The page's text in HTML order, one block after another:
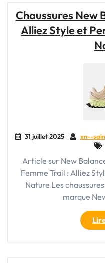
Chaussures New
Alliez Style et
31 juillet 2025 xn--
Article sur New
Femme Trail : Alliez
Nature Les
marque